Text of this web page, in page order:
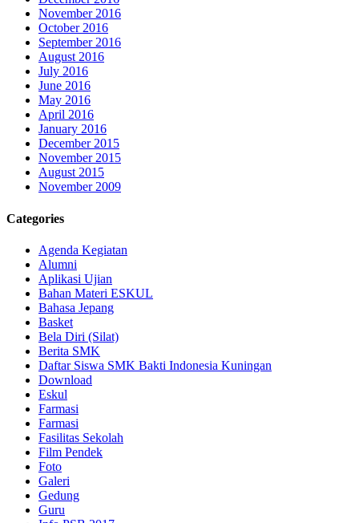
November 2016
October 2016
September 2016
August 2016
July 2016
June 2016
May 2016
April 2016
January 2016
December 2015
November 2015
August 2015
November 2009
Categories
Agenda Kegiatan
Alumni
Aplikasi Ujian
Bahan Materi ESKUL
Bahasa Jepang
Basket
Bela Diri (Silat)
Berita SMK
Daftar Siswa SMK Bakti Indonesia Kuningan
Download
Eskul
Farmasi
Farmasi
Fasilitas Sekolah
Film Pendek
Foto
Galeri
Gedung
Guru